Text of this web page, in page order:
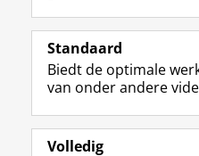
Volg de RUG
Studiekiezers
Alumni
Standaard
Biedt de optimale
van onder andere
Volledig